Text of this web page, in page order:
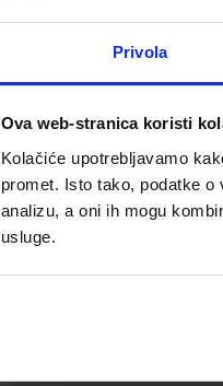
Privola
Ova web-stranica koristi
Kolačiće upotrebljavamo
promet. Isto tako, podatke
analizu, a oni ih mogu
usluge.